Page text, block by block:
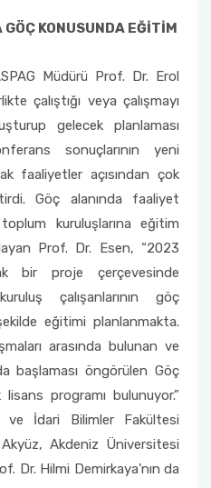
KONUSUNDA EĞİTİM
Müdürü Prof. Dr. Erol
çalıştığı veya çalışmayı
gelecek planlaması
sonuçlarının yeni
faaliyetler açısından çok
Göç alanında faaliyet
kuruluşlarına eğitim
Prof. Dr. Esen, “2023
bir proje çerçevesinde
çalışanlarının göç
eğitimi planlanmakta.
arasında bulunan ve
başlaması öngörülen Göç
programı bulunuyor.”
ve İdari Bilimler Fakültesi
Akdeniz Üniversitesi
Dr. Hilmi Demirkaya’nın da